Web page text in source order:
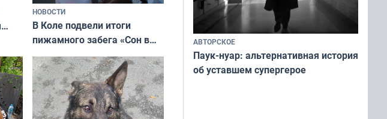
НОВОСТИ
В Коле подвели итоги
пижамного забега «Сон в
Олимпийскую ночь»
АВТОРСКОЕ
Паук-нуар: альтернативная история
об уставшем супергерое